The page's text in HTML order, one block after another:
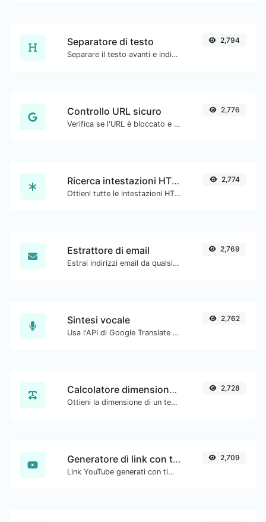
Separatore di testo
Separare il testo avanti e indietro con nuove righe, virgole, punti... ecc.
2,794
Controllo URL sicuro
Verifica se l'URL è bloccato e contrassegnato come sicuro/non sicuro da Google.
2,776
Ricerca intestazioni HTTP
Ottieni tutte le intestazioni HTTP che un URL restituisce per una tipica richiesta GET.
2,774
Estrattore di email
Estrai indirizzi email da qualsiasi tipo di contenuto testuale.
2,769
Sintesi vocale
Usa l'API di Google Translate per generare audio di sintesi vocale.
2,762
Calcolatore dimensione testo
Ottieni la dimensione di un testo in Byte (B), Kilobyte (KB) o Megabyte (MB).
2,728
Generatore di link con timestamp di YouTube
Link YouTube generati con timestamp di inizio esatto, utili per gli utenti mobili.
2,709